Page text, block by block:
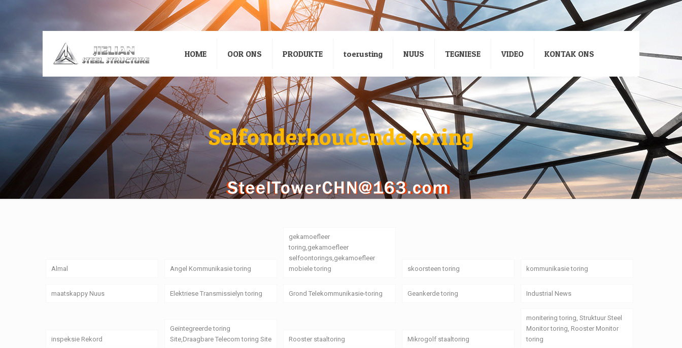
HOME OOR ONS PRODUKTE toerusting NUUS TEGNIESE VIDEO KONTAK ONS
Selfonderhoudende toring
Almal Angel Kommunikasie toring
gekamoefleer
toring,gekamoefleer
selfoontorings,gekamoefleer
mobiele toring
skoorsteen toring kommunikasie toring
maatskappy Nuus Elektriese Transmissielyn toring Grond Telekommunikasie-toring Geankerde toring Industrial News
inspeksie Rekord
Geïntegreerde toring
Site,Draagbare Telecom toring Site
Rooster staaltoring Mikrogolf staaltoring
monitering toring, Struktuur Steel
Monitor toring, Rooster Monitor
toring